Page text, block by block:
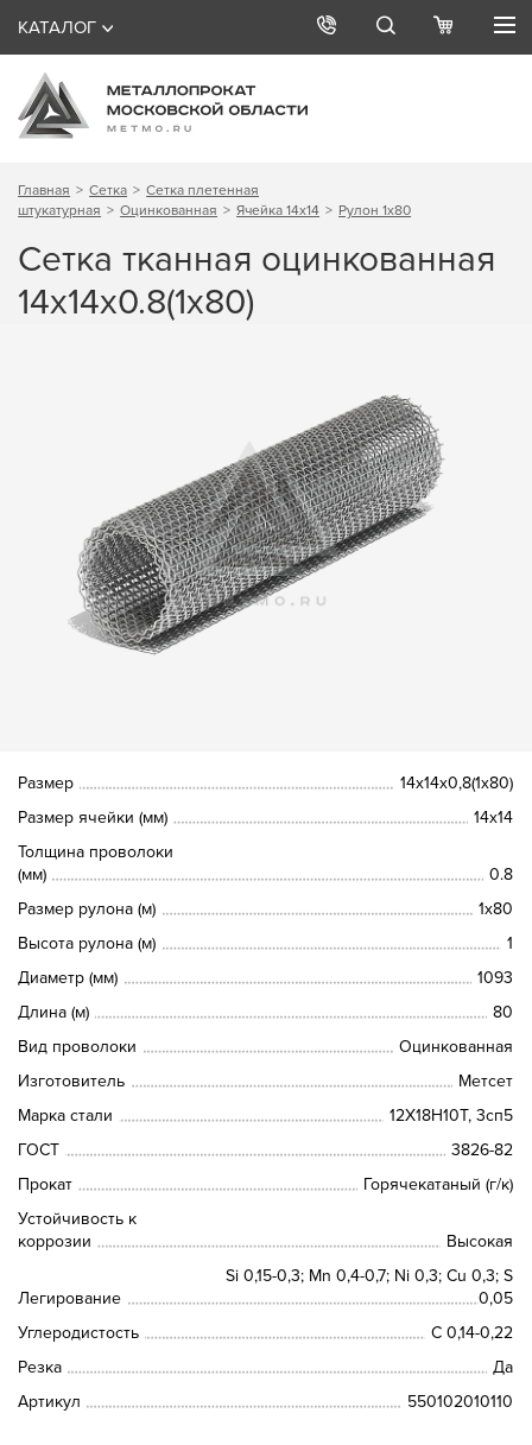
КАТАЛОГ
Главная Сетка
Сетка плетенная
штукатурная
Оцинкованная Ячейка 14х14 Рулон 1х80
Сетка тканная оцинкованная
14х14х0.8(1х80)
Размер
14х14х0,8(1х80)
Размер ячейки (мм)
14х14
Толщина проволоки
(мм)
0.8
Размер рулона (м)
1х80
Высота рулона (м)
1
Диаметр (мм)
1093
Длина (м)
80
Вид проволоки
Оцинкованная
Изготовитель
Метсет
Марка стали
12Х18Н10Т, 3сп5
ГОСТ
3826-82
Прокат
Горячекатаный (г/к)
Устойчивость к
коррозии
Высокая
Легирование
Si 0,15-0,3; Мn 0,4-0,7; Ni 0,3; Сu 0,3; S
0,05
Углеродистость
С 0,14-0,22
Резка
Да
Артикул
550102010110